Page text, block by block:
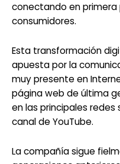
conectando en primera
consumidores.
Esta transformación
apuesta por la
muy presente en
página web de última
en las principales redes
canal de YouTube.
La compañía sigue